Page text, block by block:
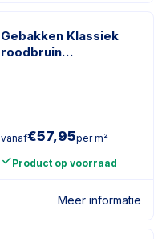
Gebakken Klassiek
roodbruin
vanaf€57,95per m²
Product op voorraad
Meer informatie